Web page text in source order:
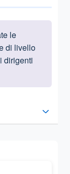
le
di livello
dirigenti